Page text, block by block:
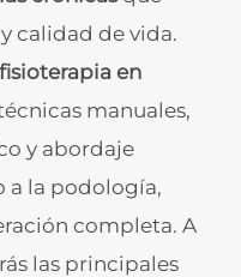
calidad de vida.
en
manuales,
y abordaje
la podología,
completa. A
las principales